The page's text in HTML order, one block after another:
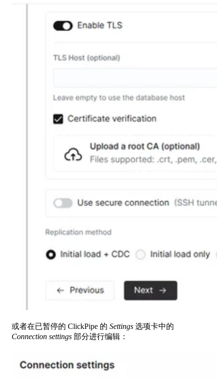
或者在已暂停的 ClickPipe 的 Settings 选项卡中的
Connection settings 部分进行编辑：